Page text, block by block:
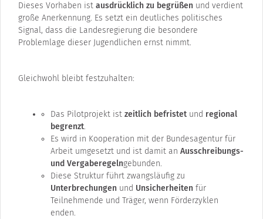
Dieses Vorhaben ist ausdrücklich zu begrüßen und verdient
große Anerkennung. Es setzt ein deutliches politisches
Signal, dass die Landesregierung die besondere
Problemlage dieser Jugendlichen ernst nimmt.
Gleichwohl bleibt festzuhalten:
Das Pilotprojekt ist zeitlich befristet und regional
begrenzt.
Es wird in Kooperation mit der Bundesagentur für
Arbeit umgesetzt und ist damit an Ausschreibungs-
und Vergaberegelngebunden.
Diese Struktur führt zwangsläufig zu
Unterbrechungen und Unsicherheiten für
Teilnehmende und Träger, wenn Förderzyklen
enden.